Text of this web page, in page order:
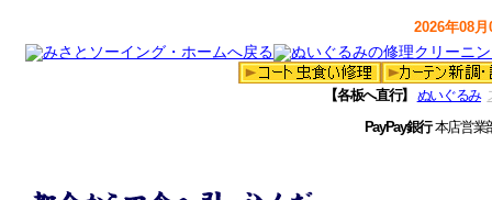
2026年08
【各板へ直行】 ぬいぐるみ
PayPay銀行本店営